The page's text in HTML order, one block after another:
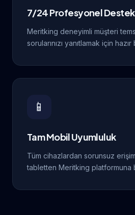
7/24 Profesyonel Destek
Meritking deneyimli müşteri
sorularınızı yanıtlamak için
📱
Tam Mobil Uyumluluk
Tüm cihazlardan sorunsuz
tabletten Meritking platformuna